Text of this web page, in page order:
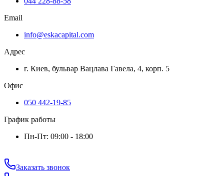
Email
info@eskacapital.com
Адрес
г. Киев, бульвар Вацлава Гавела, 4, корп. 5
Офис
050 442-19-85
График работы
Пн-Пт: 09:00 - 18:00
Заказать звонок